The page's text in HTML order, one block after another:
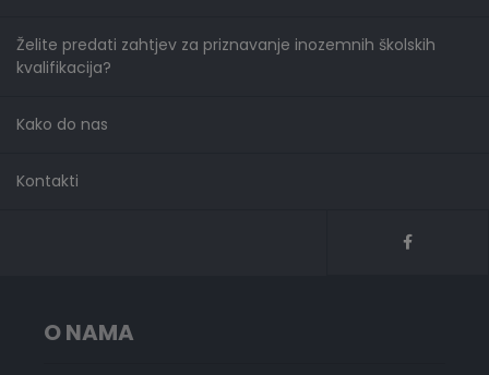
Želite predati zahtjev za priznavanje inozemnih školskih
kvalifikacija?
Kako do nas
Kontakti
O NAMA